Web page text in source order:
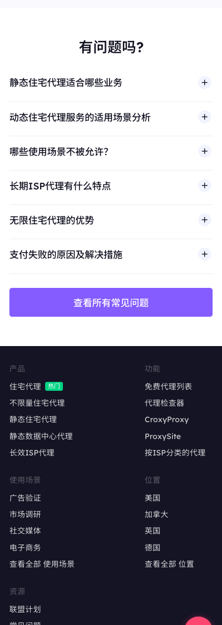
有问题吗?
静态住宅代理适合哪些业务
亚马逊、eBay、Shopify等平台的多账号运营，
保持每个店铺独立的IP身份，防止平台风控检测
长期稳定抓取竞品价格、库存、评论数据
矩阵账号运营
多账号管理
维持账号稳定的登录IP，降低异常登录风险
内容发布与互动
自动化发帖、点赞、评论，模拟真实用户行为
避免因IP变动导致账号被限流或封禁
Google Ads、Facebook Ads等广告平台的多
账户操作
确保每个广告账户使用固定IP，避免因IP变动触
发审核
广告效果测试
精准定位特定地区，测试广告投放效果
动态住宅代理服务的适用场景分析
哪些使用场景不被允许？
滥用、未经授权访问、绕过安全机制，或违反适用法律
业场景，包括公开网页数据访问、
、价格监
长期ISP代理有什么特点
无限住宅代理的优势
支付失败的原因及解决措施
查看所有常见问题
产品
住宅代理
热门
不限量住宅代理
静态住宅代理
静态数据中心代理
长效ISP代理
功能
免费代理列表
代理检查器
CroxyProxy
ProxySite
按ISP分类的代理
使用场景
广告验证
市场调研
社交媒体
电子商务
查看全部 使用场景
位置
美国
加拿大
英国
德国
查看全部 位置
资源
联盟计划